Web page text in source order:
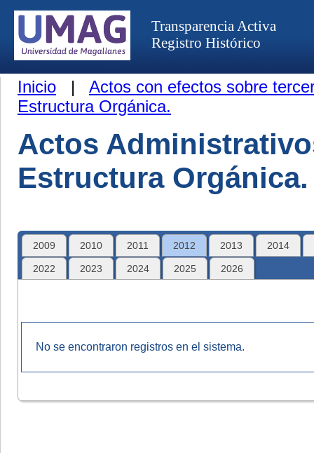
Transparencia Activa
Registro Histórico
Inicio | Actos con efectos sobre
Estructura Orgánica.
Actos
Estructura Orgánica.
2009 2010 2011 2012 2013 2014
2022 2023 2024 2025 2026
No se encontraron registros en el sistema.